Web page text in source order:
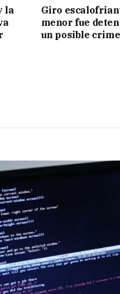
la
Giro
menor fue
un posible